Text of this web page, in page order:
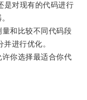
对现有的代码进行
和比较不同代码段
进行优化。
你选择最适合你代